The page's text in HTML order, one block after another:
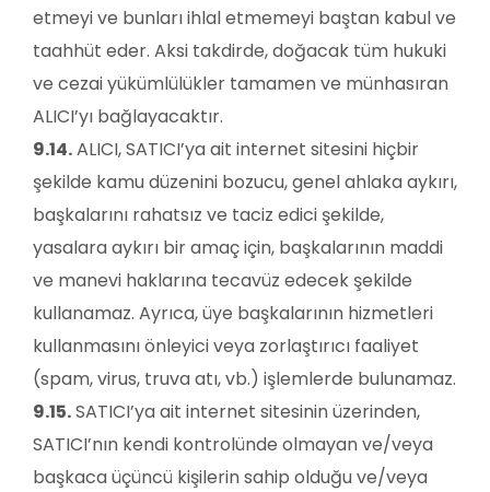
etmeyi ve bunları ihlal etmemeyi baştan kabul ve
taahhüt eder. Aksi takdirde, doğacak tüm hukuki
ve cezai yükümlülükler tamamen ve münhasıran
ALICI’yı bağlayacaktır.
9.14.ALICI, SATICI’ya ait internet sitesini hiçbir
şekilde kamu düzenini bozucu, genel ahlaka aykırı,
başkalarını rahatsız ve taciz edici şekilde,
yasalara aykırı bir amaç için, başkalarının maddi
ve manevi haklarına tecavüz edecek şekilde
kullanamaz. Ayrıca, üye başkalarının hizmetleri
kullanmasını önleyici veya zorlaştırıcı faaliyet
(spam, virus, truva atı, vb.) işlemlerde bulunamaz.
9.15.SATICI’ya ait internet sitesinin üzerinden,
SATICI’nın kendi kontrolünde olmayan ve/veya
başkaca üçüncü kişilerin sahip olduğu ve/veya